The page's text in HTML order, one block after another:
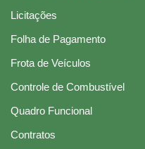
Licitações
Folha de Pagamento
Frota de Veículos
Controle de Combustível
Quadro Funcional
Contratos